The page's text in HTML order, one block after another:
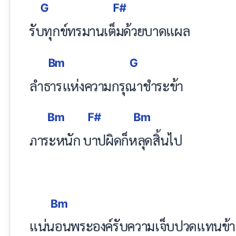
รั
G
บทุกข์ทรมานเ
F#
ต็มด้วยบาดแผล
ลำ
Bm
ธารแห่งความกรุ
G
ณาชำระข้า
ภา
Bm
ระหนัก
F#
บาปผิดก็
Bm
หลุดสิ้นไป
แน่
Bm
นอนพระองค์รับความเจ็บปวดแทนข้า